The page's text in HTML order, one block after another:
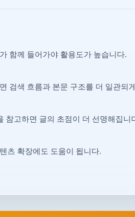
함께 들어가야 활용도가 높습니다.
검색 흐름과 본문 구조를 더 일관되
참고하면 글의 초점이 더 선명해집니
츠 확장에도 도움이 됩니다.